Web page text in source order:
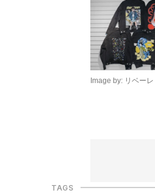
Image by: リベーレ
TAGS